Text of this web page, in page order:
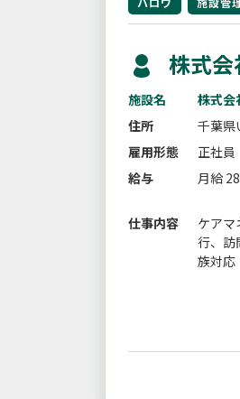
株式会
施設名
株式会
住所
千葉県
雇用形態
正社員
給与
月給
仕事内容
ケアマ
行、訪
族対応